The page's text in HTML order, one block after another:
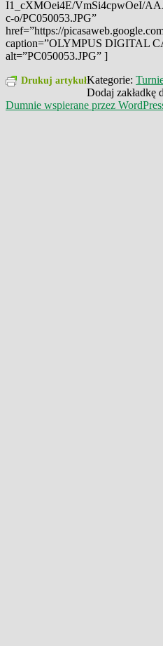
I1_cXMOei4E/VmSi4cpwOeI/
c-o/PC050053.JPG”
href=”https://
caption=”OLYMPUS DIGITAL
alt=”PC050053.JPG” ]
Drukuj artykułKategorie:
Dodaj zakładkę
Dumnie wspierane przez